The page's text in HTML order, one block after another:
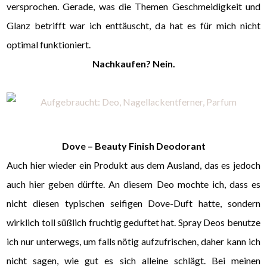
versprochen. Gerade, was die Themen Geschmeidigkeit und
Glanz betrifft war ich enttäuscht, da hat es für mich nicht
optimal funktioniert.
Nachkaufen? Nein.
Dove – Beauty Finish Deodorant
Auch hier wieder ein Produkt aus dem Ausland, das es jedoch
auch hier geben dürfte. An diesem Deo mochte ich, dass es
nicht diesen typischen seifigen Dove-Duft hatte, sondern
wirklich toll süßlich fruchtig geduftet hat. Spray Deos benutze
ich nur unterwegs, um falls nötig aufzufrischen, daher kann ich
nicht sagen, wie gut es sich alleine schlägt. Bei meinen